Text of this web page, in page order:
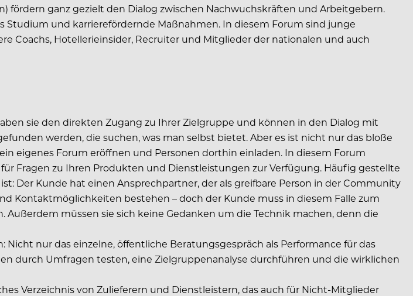
fördern ganz gezielt den Dialog zwischen Nachwuchskräften und Arbeitgebern.
Studium und karrierefördernde Maßnahmen. In diesem Forum sind junge
Coachs, Hotellerieinsider, Recruiter und Mitglieder der nationalen und auch
sie den direkten Zugang zu Ihrer Zielgruppe und können in den Dialog mit
werden, die suchen, was man selbst bietet. Aber es ist nicht nur das bloße
eigenes Forum eröffnen und Personen dorthin einladen. In diesem Forum
Fragen zu Ihren Produkten und Dienstleistungen zur Verfügung. Häufig gestellte
Der Kunde hat einen Ansprechpartner, der als greifbare Person in der Community
Kontaktmöglichkeiten bestehen – doch der Kunde muss in diesem Falle zum
Außerdem müssen sie sich keine Gedanken um die Technik machen, denn die
nur das einzelne, öffentliche Beratungsgespräch als Performance für das
durch Umfragen testen, eine Zielgruppenanalyse durchführen und die wirklichen
Verzeichnis von Zulieferern und Dienstleistern, das auch für Nicht-Mitglieder